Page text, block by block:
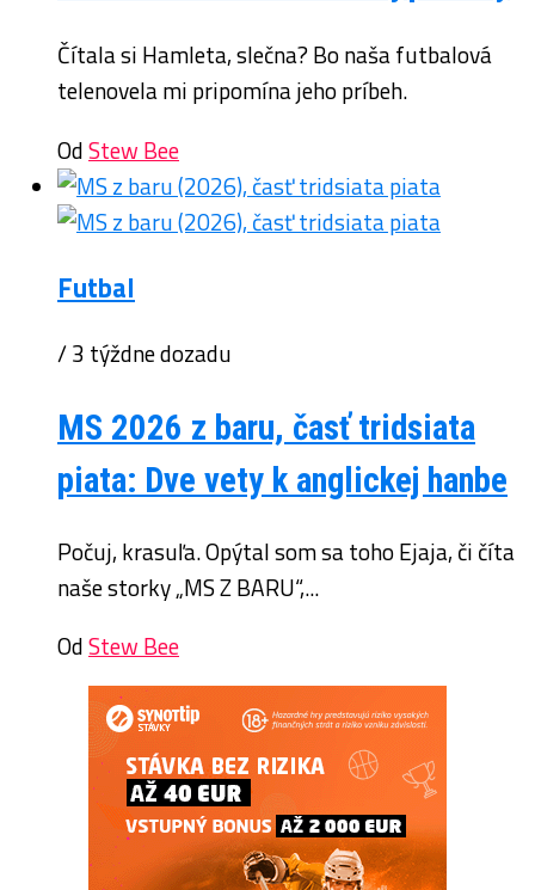
Čítala si Hamleta, slečna? Bo naša futbalová
telenovela mi pripomína jeho príbeh.
OdStew Bee
Futbal
/ 3 týždne dozadu
MS 2026 z baru, časť tridsiata
piata: Dve vety k anglickej hanbe
Počuj, krasuľa. Opýtal som sa toho Ejaja, či číta
naše storky „MS Z BARU“,...
OdStew Bee